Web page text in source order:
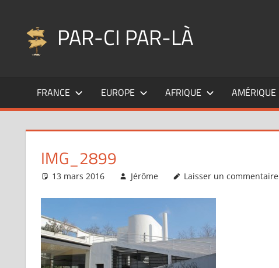
contenu
PAR-CI PAR-LÀ
fil
pérégrinations
FRANCE EUROPE AFRIQUE AMÉRIQUE
IMG_2899
13 mars 2016 Jérôme Laisser un commentaire